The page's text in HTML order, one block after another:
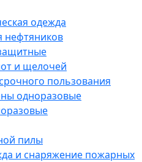
одежда
нефтяников
и щелочей
пользования
одноразовые
пилы
и снаряжение пожарных